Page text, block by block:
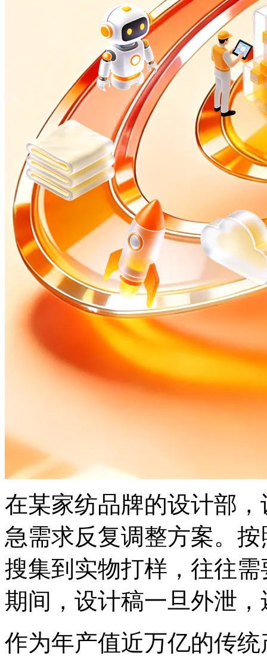
在某家纺品牌的设计部
急需求反复调整方案。按
搜集到实物打样，往往
期间，设计稿一旦外泄
作为年产值近万亿的传统